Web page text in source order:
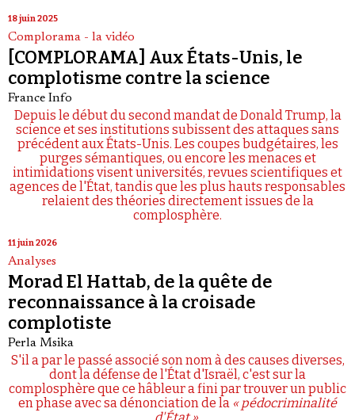
18 juin 2025
Complorama - la vidéo
[COMPLORAMA] Aux États-Unis, le
complotisme contre la science
France Info
Depuis le début du second mandat de Donald Trump, la
science et ses institutions subissent des attaques sans
précédent aux États-Unis. Les coupes budgétaires, les
purges sémantiques, ou encore les menaces et
intimidations visent universités, revues scientifiques et
agences de l'État, tandis que les plus hauts responsables
relaient des théories directement issues de la
complosphère.
11 juin 2026
Analyses
Morad El Hattab, de la quête de
reconnaissance à la croisade
complotiste
Perla Msika
S'il a par le passé associé son nom à des causes diverses,
dont la défense de l'État d'Israël, c'est sur la
complosphère que ce hâbleur a fini par trouver un public
en phase avec sa dénonciation de la « pédocriminalité